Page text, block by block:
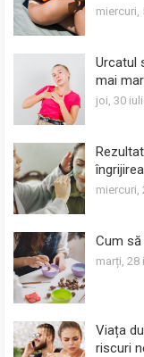
miercuri,
Urcatul
mai
joi, 30
miercuri,
Cum
marți, 28
Viața
riscuri